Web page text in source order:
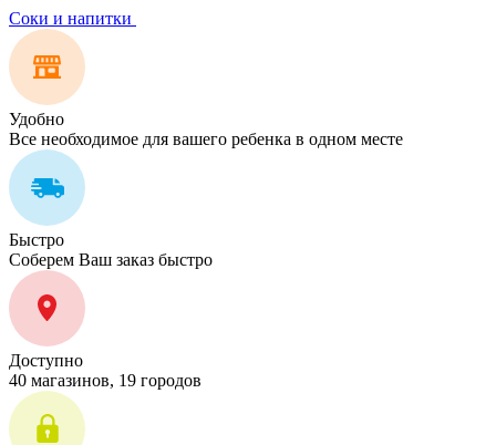
Соки и напитки
Удобно
Все необходимое для вашего ребенка в одном месте
Быстро
Соберем Ваш заказ быстро
Доступно
40 магазинов, 19 городов